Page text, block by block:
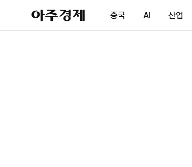
아
주
제
중국 AI 산업